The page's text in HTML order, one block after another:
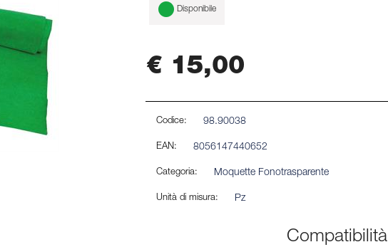
Disponibile
€ 15,00
Codice: 98.90038
EAN: 8056147440652
Categoria: Moquette Fonotrasparente
Unità di misura: Pz
Compatibilità